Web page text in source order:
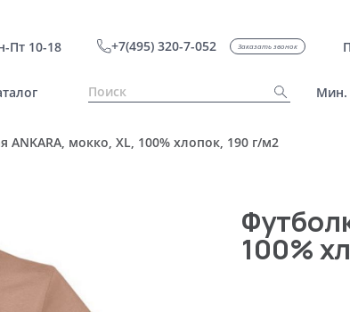
Пт 10-18 +7(495) 320-7-052 Заказать звонок
Мин.
ANKARA, мокко, XL, 100% хлопок, 190 г/м2
100%